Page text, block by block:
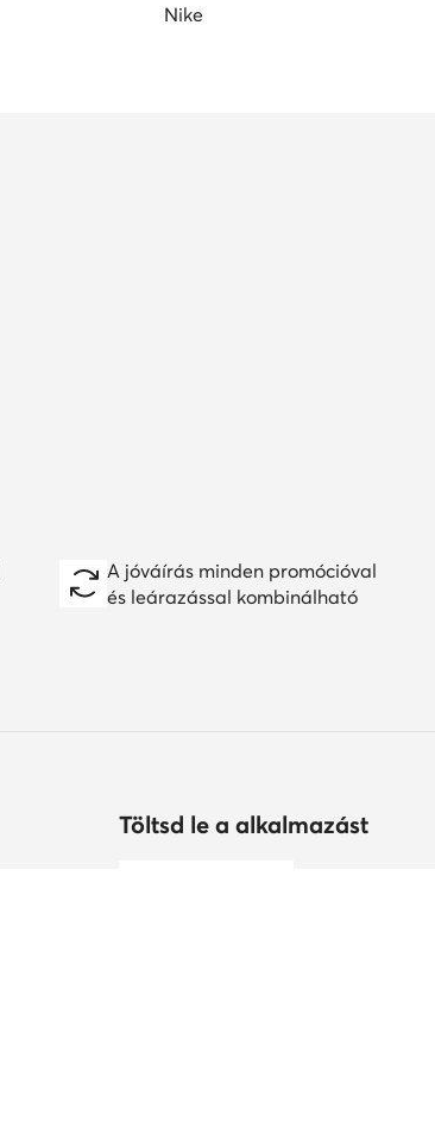
Nike
A jóváírás minden promócióval
és leárazással kombinálható
Töltsd le a alkalmazást